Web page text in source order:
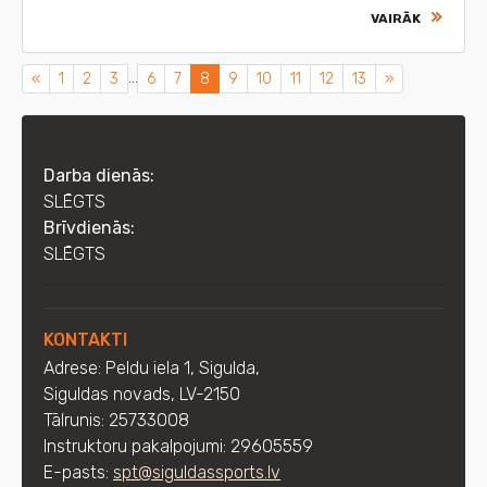
VAIRĀK
«Previous
1 2 3 ... 6 7 8 9 10 11 12 13 »Next
Darba dienās:
SLĒGTS
Brīvdienās:
SLĒGTS
KONTAKTI
Adrese: Peldu iela 1, Sigulda,
Siguldas novads, LV-2150
Tālrunis: 25733008
Instruktoru pakalpojumi: 29605559
E-pasts: spt@siguldassports.lv